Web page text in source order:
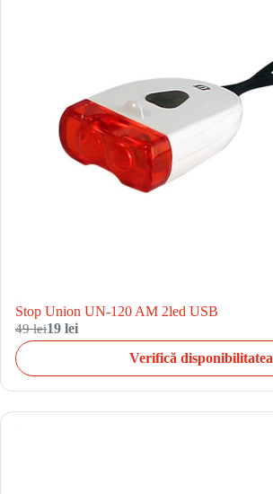
Stop Union UN-120 AM 2led USB
49 lei19 lei
Verifică disponibilitatea